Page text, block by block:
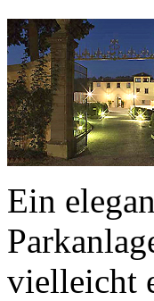
Ein
vielleicht